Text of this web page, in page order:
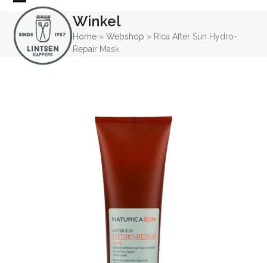
Skip
content
Open
mobile
menu
Close
mobile
menu
Winkel
Home »Webshop » Rica After Sun Hydro-
Repair Mask